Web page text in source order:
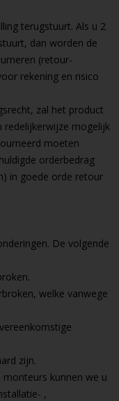
terugstuurt. Als u 2
dan worden de
(retour-
rekening en risico
zal het product
redelijkerwijze mogelijk
moeten
orderbedrag
in goede orde retour
De volgende
welke vanwege
zijn.
kunnen we u
,